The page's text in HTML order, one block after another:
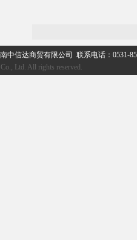
中信达商贸有限公司 联系电话：0531-
Ltd. All rights reserved.